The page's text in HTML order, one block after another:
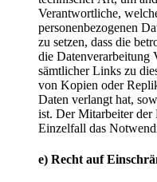
Verantwortliche,
personenbezogenen
zu setzen, dass die
die Datenverarbeitung
sämtlicher Links zu
von Kopien oder
Daten verlangt hat,
ist. Der Mitarbeiter
Einzelfall das
e) Recht auf